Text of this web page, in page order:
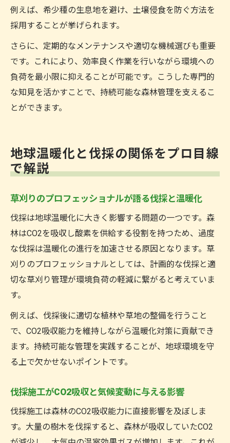
例えば、希少種の生息地を避け、土壌侵食を防ぐ方法を
採用することが挙げられます。
さらに、定期的なメンテナンスや適切な機械選びも重要
です。これにより、効率良く作業を行いながら環境への
負荷を最小限に抑えることが可能です。こうした専門的
な知見を活かすことで、持続可能な森林管理を支えるこ
とができます。
地球温暖化と伐採の関係をプロ目線
で解説
草刈りのプロフェッショナルが語る伐採と温暖化
伐採は地球温暖化に大きく影響する問題の一つです。森
林はCO2を吸収し酸素を供給する役割を持つため、過度
な伐採は温暖化の進行を加速させる原因となります。草
刈りのプロフェッショナルとしては、計画的な伐採と適
切な草刈り管理が環境負荷の軽減に繋がると考えていま
す。
例えば、伐採後に適切な植林や草地の整備を行うこと
で、CO2吸収能力を維持しながら温暖化対策に貢献でき
ます。持続可能な管理を実践することが、地球環境を守
る上で欠かせないポイントです。
伐採施工がCO2吸収と気候変動に与える影響
伐採施工は森林のCO2吸収能力に直接影響を及ぼしま
す。大量の樹木を伐採すると、森林が吸収していたCO2